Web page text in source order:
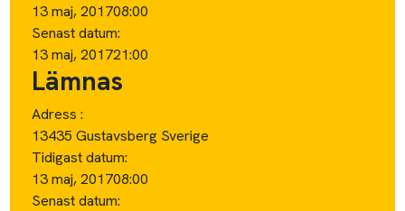
13 maj, 201708:00
Senast datum:
13 maj, 201721:00
Lämnas
Adress :
13435 Gustavsberg Sverige
Tidigast datum:
13 maj, 201708:00
Senast datum: